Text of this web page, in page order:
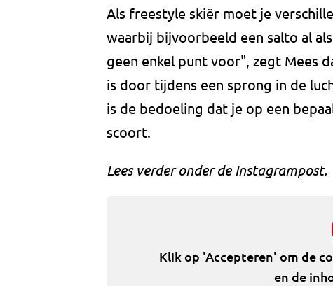
Als freestyle skiër moet je
waarbij bijvoorbeeld een salto al
geen enkel punt voor", zegt Mees
is door tijdens een sprong in de
is de bedoeling dat je op een
scoort.
Lees verder onder de Instagrampost.
Klik op 'Accepteren' om de
en de